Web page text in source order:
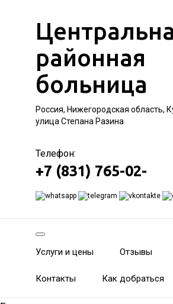
районная
больница
Россия, Нижегородская область,
улица Степана Разина
Телефон:
+7 (831) 765-02-
Услуги и цены Отзывы
Контакты Как добраться